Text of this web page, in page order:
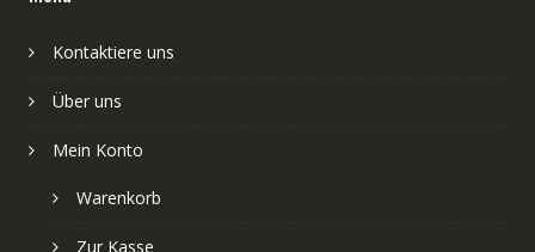
Kontaktiere uns
Über uns
Mein Konto
Warenkorb
Zur Kasse